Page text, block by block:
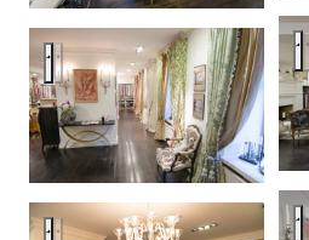
Интерьер салона тканей French
Интерьер салона тканей French